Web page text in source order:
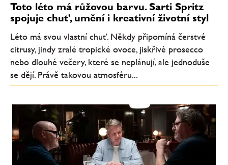
Toto léto má růžovou barvu. Sarti Spritz
spojuje chuť, umění i kreativní životní styl
Léto má svou vlastní chuť. Někdy připomíná čerstvé
citrusy, jindy zralé tropické ovoce, jiskřivé prosecco
nebo dlouhé večery, které se neplánují, ale jednoduše
se dějí. Právě takovou atmosféru...